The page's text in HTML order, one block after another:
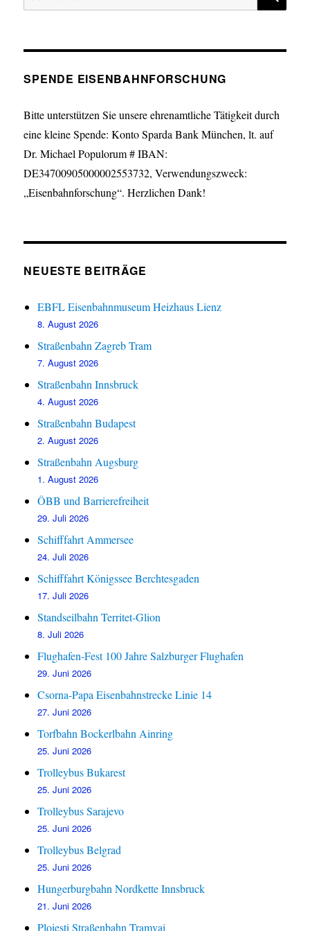
nach:
SPENDE EISENBAHNFORSCHUNG
Bitte unterstützen Sie unsere ehrenamtliche Tätigkeit durch
eine kleine Spende: Konto Sparda Bank München, lt. auf
Dr. Michael Populorum # IBAN:
DE34700905000002553732, Verwendungszweck:
„Eisenbahnforschung“. Herzlichen Dank!
NEUESTE BEITRÄGE
EBFL Eisenbahnmuseum Heizhaus Lienz
8. August 2026
Straßenbahn Zagreb Tram
7. August 2026
Straßenbahn Innsbruck
4. August 2026
Straßenbahn Budapest
2. August 2026
Straßenbahn Augsburg
1. August 2026
ÖBB und Barrierefreiheit
29. Juli 2026
Schifffahrt Ammersee
24. Juli 2026
Schifffahrt Königssee Berchtesgaden
17. Juli 2026
Standseilbahn Territet-Glion
8. Juli 2026
Flughafen-Fest 100 Jahre Salzburger Flughafen
29. Juni 2026
Csorna-Papa Eisenbahnstrecke Linie 14
27. Juni 2026
Torfbahn Bockerlbahn Ainring
25. Juni 2026
Trolleybus Bukarest
25. Juni 2026
Trolleybus Sarajevo
25. Juni 2026
Trolleybus Belgrad
25. Juni 2026
Hungerburgbahn Nordkette Innsbruck
21. Juni 2026
Ploiesti Straßenbahn Tramvai